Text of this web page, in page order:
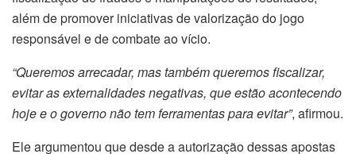
além de promover iniciativas de valorização do jogo
responsável e de combate ao vício.
“Queremos arrecadar, mas também queremos fiscalizar,
evitar as externalidades negativas, que estão acontecendo
hoje e o governo não tem ferramentas para evitar”, afirmou.
Ele argumentou que desde a autorização dessas apostas